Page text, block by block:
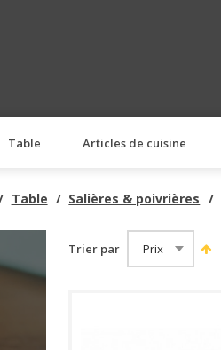
Table Articles de cuisine
Table Salières & poivrières
Trier par